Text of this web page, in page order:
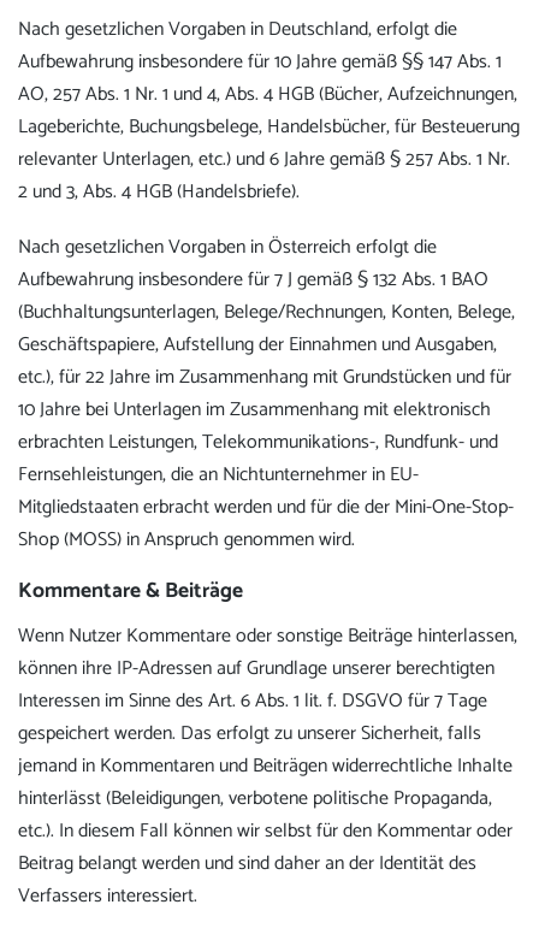
Nach gesetzlichen Vorgaben in Deutschland, erfolgt die
Aufbewahrung insbesondere für 10 Jahre gemäß §§ 147 Abs. 1
AO, 257 Abs. 1 Nr. 1 und 4, Abs. 4 HGB (Bücher, Aufzeichnungen,
Lageberichte, Buchungsbelege, Handelsbücher, für Besteuerung
relevanter Unterlagen, etc.) und 6 Jahre gemäß § 257 Abs. 1 Nr.
2 und 3, Abs. 4 HGB (Handelsbriefe).
Nach gesetzlichen Vorgaben in Österreich erfolgt die
Aufbewahrung insbesondere für 7 J gemäß § 132 Abs. 1 BAO
(Buchhaltungsunterlagen, Belege/Rechnungen, Konten, Belege,
Geschäftspapiere, Aufstellung der Einnahmen und Ausgaben,
etc.), für 22 Jahre im Zusammenhang mit Grundstücken und für
10 Jahre bei Unterlagen im Zusammenhang mit elektronisch
erbrachten Leistungen, Telekommunikations-, Rundfunk- und
Fernsehleistungen, die an Nichtunternehmer in EU-
Mitgliedstaaten erbracht werden und für die der Mini-One-Stop-
Shop (MOSS) in Anspruch genommen wird.
Kommentare & Beiträge
Wenn Nutzer Kommentare oder sonstige Beiträge hinterlassen,
können ihre IP-Adressen auf Grundlage unserer berechtigten
Interessen im Sinne des Art. 6 Abs. 1 lit. f. DSGVO für 7 Tage
gespeichert werden. Das erfolgt zu unserer Sicherheit, falls
jemand in Kommentaren und Beiträgen widerrechtliche Inhalte
hinterlässt (Beleidigungen, verbotene politische Propaganda,
etc.). In diesem Fall können wir selbst für den Kommentar oder
Beitrag belangt werden und sind daher an der Identität des
Verfassers interessiert.